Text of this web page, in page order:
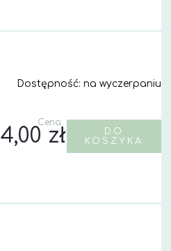
Dostępność: na wyczerpaniu
Cena:
4,00 zł
DO
KOSZYKA